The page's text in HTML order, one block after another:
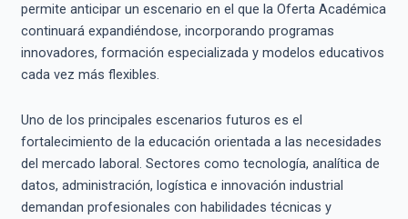
permite anticipar un escenario en el que la Oferta Académica
continuará expandiéndose, incorporando programas
innovadores, formación especializada y modelos educativos
cada vez más flexibles.
Uno de los principales escenarios futuros es el
fortalecimiento de la educación orientada a las necesidades
del mercado laboral. Sectores como tecnología, analítica de
datos, administración, logística e innovación industrial
demandan profesionales con habilidades técnicas y